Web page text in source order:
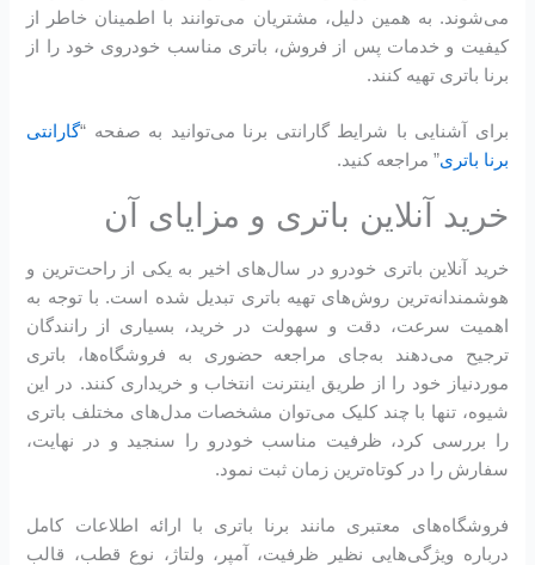
می‌شوند. به همین دلیل، مشتریان می‌توانند با اطمینان خاطر از
کیفیت و خدمات پس از فروش، باتری مناسب خودروی خود را از
برنا باتری تهیه کنند.
برای آشنایی با شرایط گارانتی برنا می‌توانید به صفحه “گارانتی
برنا باتری” مراجعه کنید.
خرید آنلاین باتری و مزایای آن
خرید آنلاین باتری خودرو در سال‌های اخیر به یکی از راحت‌ترین و
هوشمندانه‌ترین روش‌های تهیه باتری تبدیل شده است. با توجه به
اهمیت سرعت، دقت و سهولت در خرید، بسیاری از رانندگان
ترجیح می‌دهند به‌جای مراجعه حضوری به فروشگاه‌ها، باتری
موردنیاز خود را از طریق اینترنت انتخاب و خریداری کنند. در این
شیوه، تنها با چند کلیک می‌توان مشخصات مدل‌های مختلف باتری
را بررسی کرد، ظرفیت مناسب خودرو را سنجید و در نهایت،
سفارش را در کوتاه‌ترین زمان ثبت نمود.
فروشگاه‌های معتبری مانند برنا باتری با ارائه اطلاعات کامل
درباره ویژگی‌هایی نظیر ظرفیت، آمپر، ولتاژ، نوع قطب، قالب